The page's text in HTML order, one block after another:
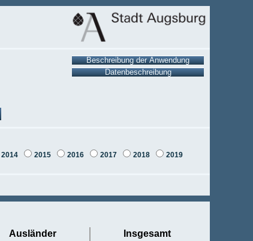
2014 2015 2016 2017 2018
2019
Ausländer Insgesamt